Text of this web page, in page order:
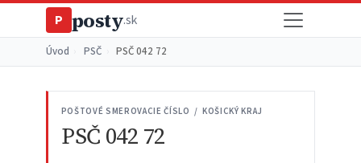
P posty.sk
Úvod PSČ PSČ 042 72
POŠTOVÉ SMEROVACIE ČÍSLO / KOŠICKÝ KRAJ
PSČ 042 72